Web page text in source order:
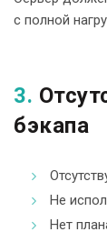
с полной
3.
бэкапа
Не
Нет